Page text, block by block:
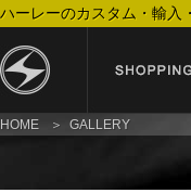
ハーレーのカスタム・輸入
HOME GALLERY